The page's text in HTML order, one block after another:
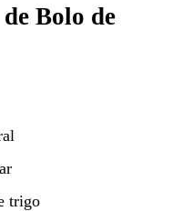
Bolo de
trigo